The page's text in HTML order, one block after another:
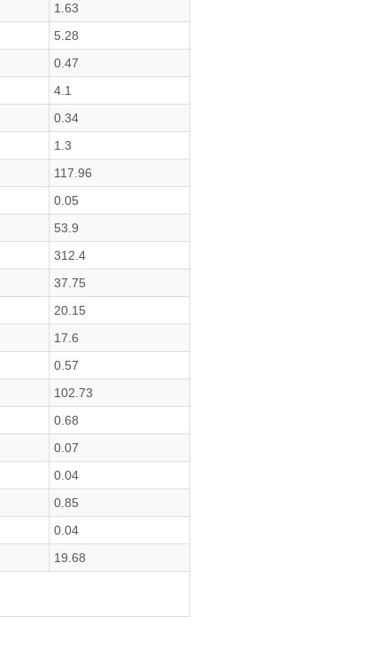
1.63
5.28
0.47
4.1
0.34
1.3
117.96
0.05
53.9
312.4
37.75
20.15
17.6
0.57
102.73
0.68
0.07
0.04
0.85
0.04
19.68